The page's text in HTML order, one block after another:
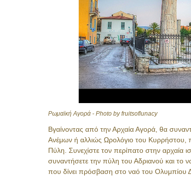
Ρωμαϊκή Αγορά - Photo by fruitsoflunacy
Βγαίνοντας από την Αρχαία Αγορά, θα
Ανέμων ή αλλιώς Ωρολόγιο του Κυρρήστου,
Πύλη. Συνεχίστε τον περίπατο στην αρχαία
συναντήσετε την πύλη του Αδριανού και το
που δίνει πρόσβαση στο ναό του Ολυμπίου